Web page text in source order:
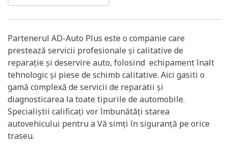
Partenerul AD-Auto Plus este o companie care
prestează servicii profesionale și calitative de
reparație și deservire auto, folosind echipament înalt
tehnologic și piese de schimb calitative. Aici gasiti o
gamă complexă de servicii de reparatii și
diagnosticarea la toate tipurile de automobile.
Specialiștii calificați vor îmbunătăți starea
autovehicului pentru a Vă simți în siguranță pe orice
traseu.